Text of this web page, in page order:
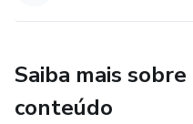
Saiba mais
conteúdo